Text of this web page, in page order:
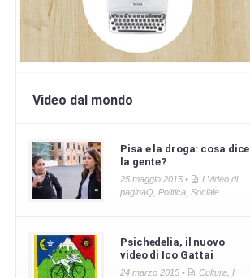
Video dal mondo
Pisa e la droga: cosa dice
la gente?
25 maggio 2015 •
I Video di
paginaQ ,Politica ,Sociale
Psichedelia, il nuovo
video di Ico Gattai
24 marzo 2015 • Cultura ,I